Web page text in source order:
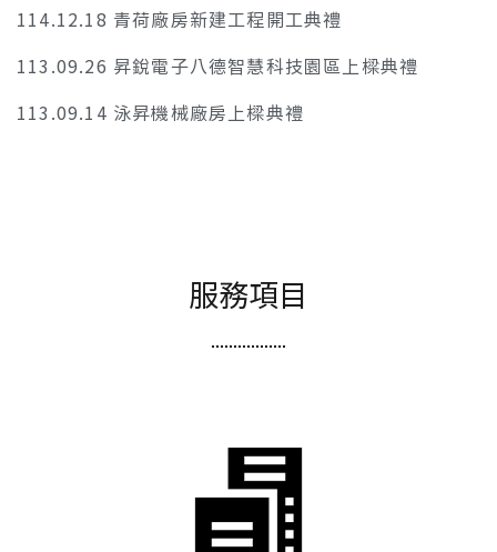
114.12.18 青荷廠房新建工程開工典禮
113.09.26 昇銳電子八德智慧科技園區上樑典禮
113.09.14 泳昇機械廠房上樑典禮
服務項目